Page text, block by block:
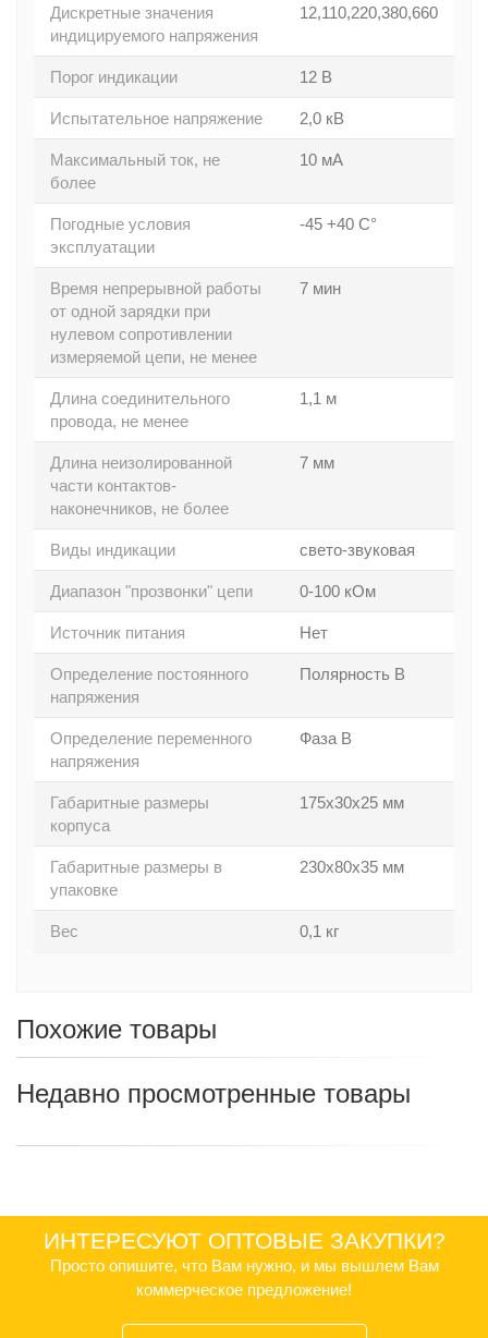
Дискретные значения
индицируемого напряжения
12,110,220,380,660
Порог индикации 12 В
Испытательное напряжение 2,0 кВ
Максимальный ток, не
более
10 мА
Погодные условия
эксплуатации
-45 +40 С°
Время непрерывной работы
от одной зарядки при
нулевом сопротивлении
измеряемой цепи, не менее
7 мин
Длина соединительного
провода, не менее
1,1 м
Длина неизолированной
части контактов-
наконечников, не более
7 мм
Виды индикации свето-звуковая
Диапазон "прозвонки" цепи 0-100 кОм
Источник питания Нет
Определение постоянного
напряжения
Полярность В
Определение переменного
напряжения
Фаза В
Габаритные размеры
корпуса
175х30х25 мм
Габаритные размеры в
упаковке
230х80х35 мм
Вес 0,1 кг
Похожие товары
Недавно просмотренные товары
ИНТЕРЕСУЮТ ОПТОВЫЕ ЗАКУПКИ?
Просто опишите, что Вам нужно, и мы вышлем Вам
коммерческое предложение!